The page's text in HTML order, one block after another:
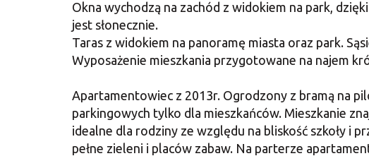
Okna wychodzą na zachód z widokiem na park,
jest słonecznie.
Taras z widokiem na panoramę miasta oraz park.
Wyposażenie mieszkania przygotowane na najem
Apartamentowiec z 2013r. Ogrodzony z bramą na
parkingowych tylko dla mieszkańców. Mieszkanie
idealne dla rodziny ze względu na bliskość szkoły i
pełne zieleni i placów zabaw. Na parterze